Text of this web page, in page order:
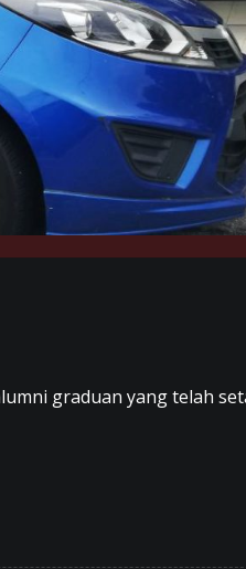
graduan yang telah